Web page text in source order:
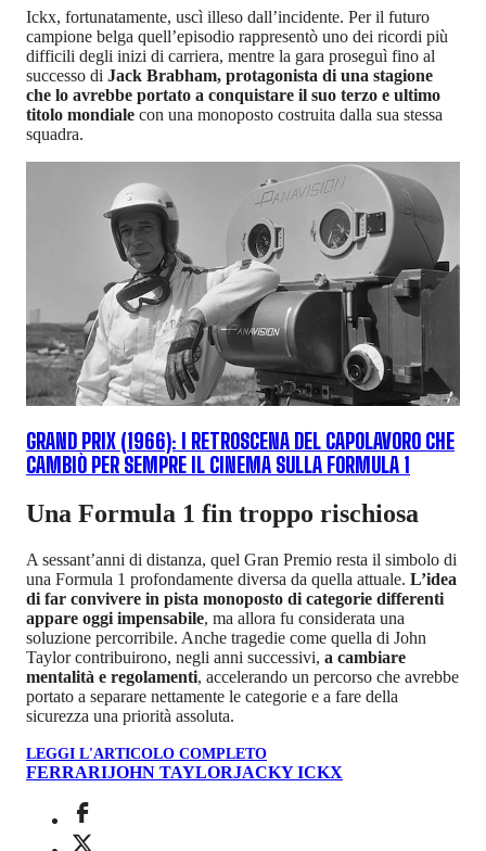
Ickx, fortunatamente, uscì illeso dall’incidente. Per il futuro
campione belga quell’episodio rappresentò uno dei ricordi più
difficili degli inizi di carriera, mentre la gara proseguì fino al
successo di Jack Brabham, protagonista di una stagione
che lo avrebbe portato a conquistare il suo terzo e ultimo
titolo mondiale con una monoposto costruita dalla sua stessa
squadra.
GRAND PRIX (1966): I RETROSCENA DEL CAPOLAVORO CHE
CAMBIÒ PER SEMPRE IL CINEMA SULLA FORMULA 1
Una Formula 1 fin troppo rischiosa
A sessant’anni di distanza, quel Gran Premio resta il simbolo di
una Formula 1 profondamente diversa da quella attuale. L’idea
di far convivere in pista monoposto di categorie differenti
appare oggi impensabile, ma allora fu considerata una
soluzione percorribile. Anche tragedie come quella di John
Taylor contribuirono, negli anni successivi, a cambiare
mentalità e regolamenti, accelerando un percorso che avrebbe
portato a separare nettamente le categorie e a fare della
sicurezza una priorità assoluta.
LEGGI L'ARTICOLO COMPLETO
FERRARIJOHN TAYLORJACKY ICKX